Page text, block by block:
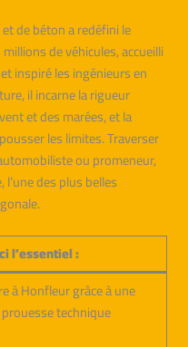
de béton a redéfini le
de véhicules, accueilli
inspiré les ingénieurs en
il incarne la rigueur
et des marées, et la
les limites. Traverser
ou promeneur,
des plus belles
l’essentiel :
à Honfleur grâce à une
technique